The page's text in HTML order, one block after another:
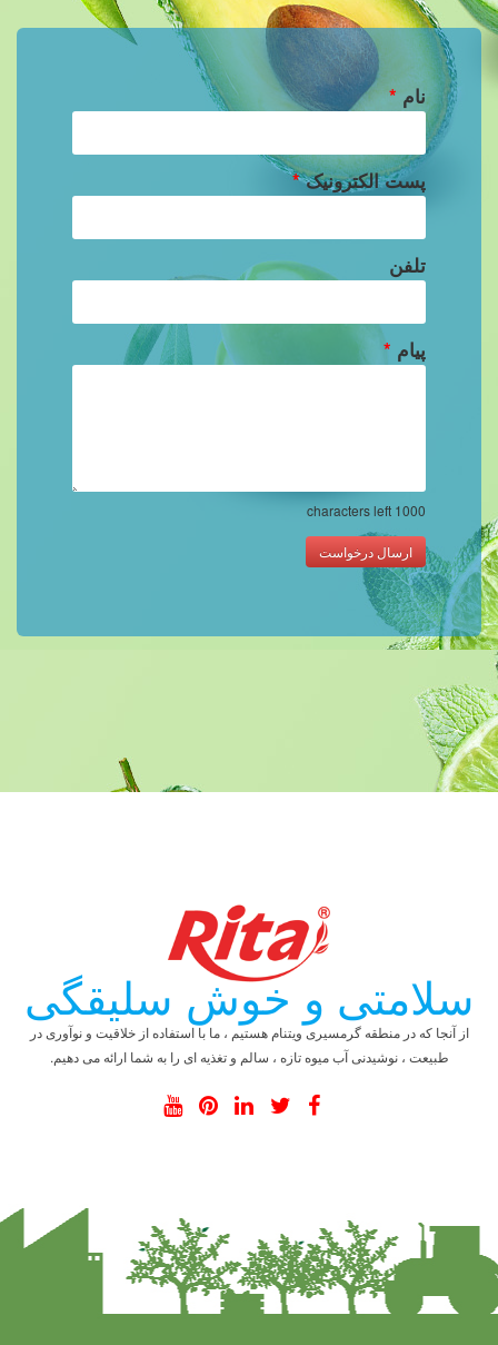
نام *
پست الکترونیک*
تلفن
پیام *
1000
ارسال درخواست
سلامتی و خوش سلیقگی
از آنجا که در منطقه گرمسیری ویتنام هستیم ، ما با استفاده از خلاقیت و نوآوری در
طبیعت ، نوشیدنی آب میوه تازه ، سالم و تغذیه ای را به شما ارائه می دهیم.